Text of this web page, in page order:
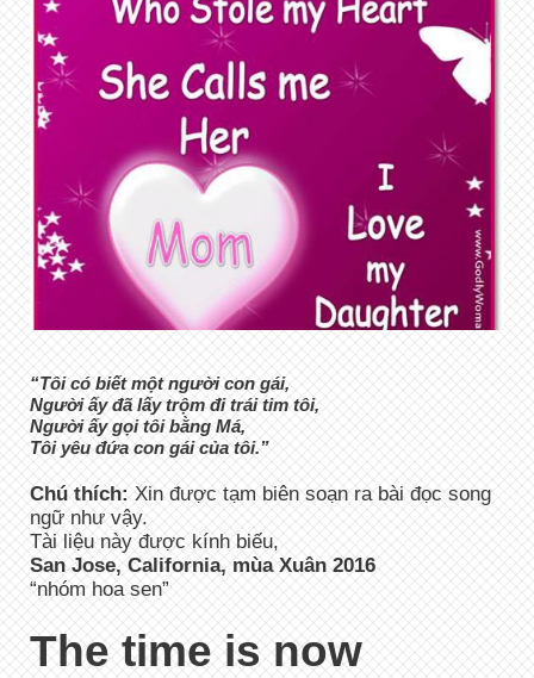
“Tôi có biết một người con gái,
Người ấy đã lấy trộm đi trái tim tôi,
Người ấy gọi tôi bằng Má,
Tôi yêu đứa con gái của tôi.”
Chú thích:Xin được tạm biên soạn ra bài đọc song
ngữ như vậy.
Tài liệu này được kính biếu,
San Jose, California, mùa Xuân 2016
“nhóm hoa sen”
The time is now